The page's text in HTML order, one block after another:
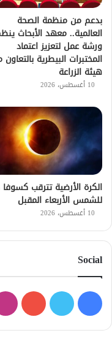
بدعم من منظمة الصحة
العالمية.. معهد الأبحاث
ورشة عمل لتعزيز اعتماد
المختبرات البيطرية
هيئة الزراعة
10 أغسطس، 2026
الكرة الأرضية تترقب كسوفا
للشمس الأربعاء المقبل
10 أغسطس، 2026
Social
فيسبوك
تويتر